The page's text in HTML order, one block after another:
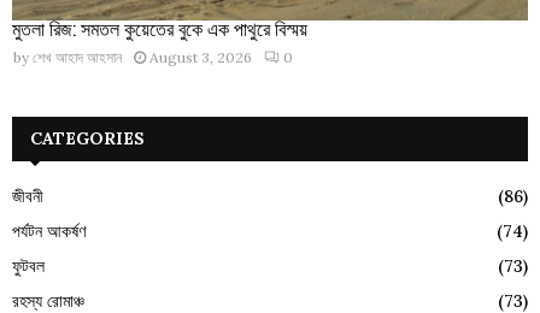
মুতলা রিজ: সমতল কুয়েতের বুকে এক পাথুরে বিস্ময়
by শেখ আহাদ আহসান August 3, 2026 0
CATEGORIES
জীবনী
(86)
পর্যটন আকর্ষণ
(74)
ফুটবল
(73)
রহস্য রোমাঞ্চ
(73)